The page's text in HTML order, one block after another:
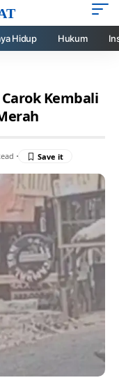
Hidup Hukum
Kembali